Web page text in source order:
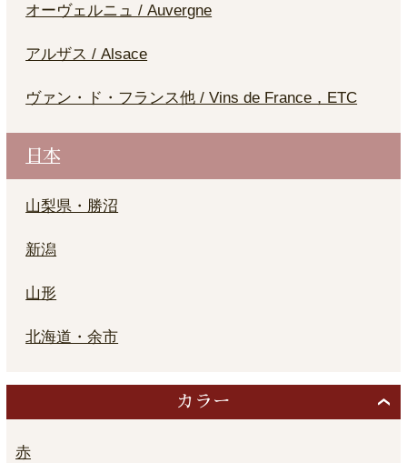
オーヴェルニュ / Auvergne
アルザス / Alsace
ヴァン・ド・フランス他 / Vins de France，ETC
日本
山梨県・勝沼
新潟
山形
北海道・余市
カラー
赤